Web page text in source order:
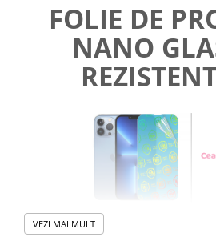
FOLIE DE
NANO
VEZI MAI MULT